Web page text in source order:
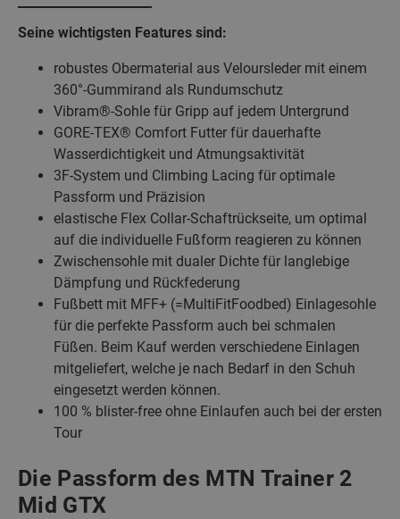
Seine wichtigsten Features sind:
robustes Obermaterial aus Veloursleder mit einem
360°-Gummirand als Rundumschutz
Vibram®-Sohle für Gripp auf jedem Untergrund
GORE-TEX® Comfort Futter für dauerhafte
Wasserdichtigkeit und Atmungsaktivität
3F-System und Climbing Lacing für optimale
Passform und Präzision
elastische Flex Collar-Schaftrückseite, um optimal
auf die individuelle Fußform reagieren zu können
Zwischensohle mit dualer Dichte für langlebige
Dämpfung und Rückfederung
Fußbett mit MFF+ (=MultiFitFoodbed) Einlagesohle
für die perfekte Passform auch bei schmalen
Füßen. Beim Kauf werden verschiedene Einlagen
mitgeliefert, welche je nach Bedarf in den Schuh
eingesetzt werden können.
100 % blister-free ohne Einlaufen auch bei der ersten
Tour
Die Passform des MTN Trainer 2
Mid GTX